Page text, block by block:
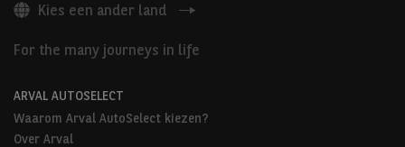
Kies een ander land
For the many journeys in life
ARVAL AUTOSELECT
Waarom Arval AutoSelect kiezen?
Over Arval